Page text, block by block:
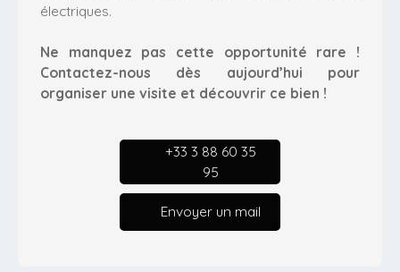
électriques.
Ne manquez pas cette opportunité rare !
Contactez-nous dès aujourd’hui pour
organiser une visite et découvrir ce bien !
+33 3 88 60 35
95
Envoyer un mail